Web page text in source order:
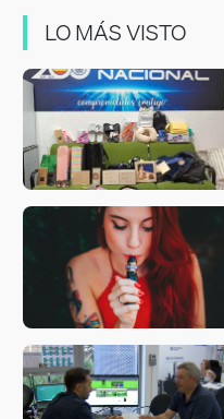
LO MÁS VISTO